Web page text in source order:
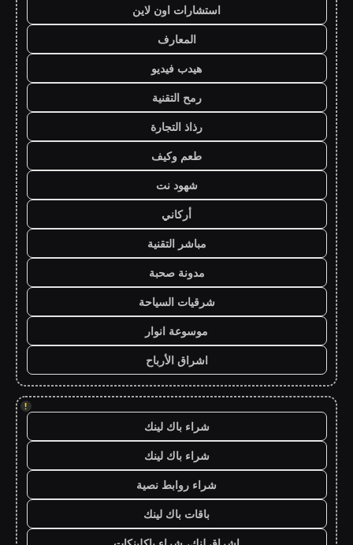
استشارات اون لاين
المعارف
هيدب فيديو
رمح التقنية
رذاذ التجارة
طعم وكيف
شهود نت
أركاني
مباشر التقنية
مدونة صحبة
شرقيات السياحة
موسوعة انوار
اشراق الأرباح
!
شراء باك لينك
شراء باك لينك
شراء روابط نصية
باقات باك لينك